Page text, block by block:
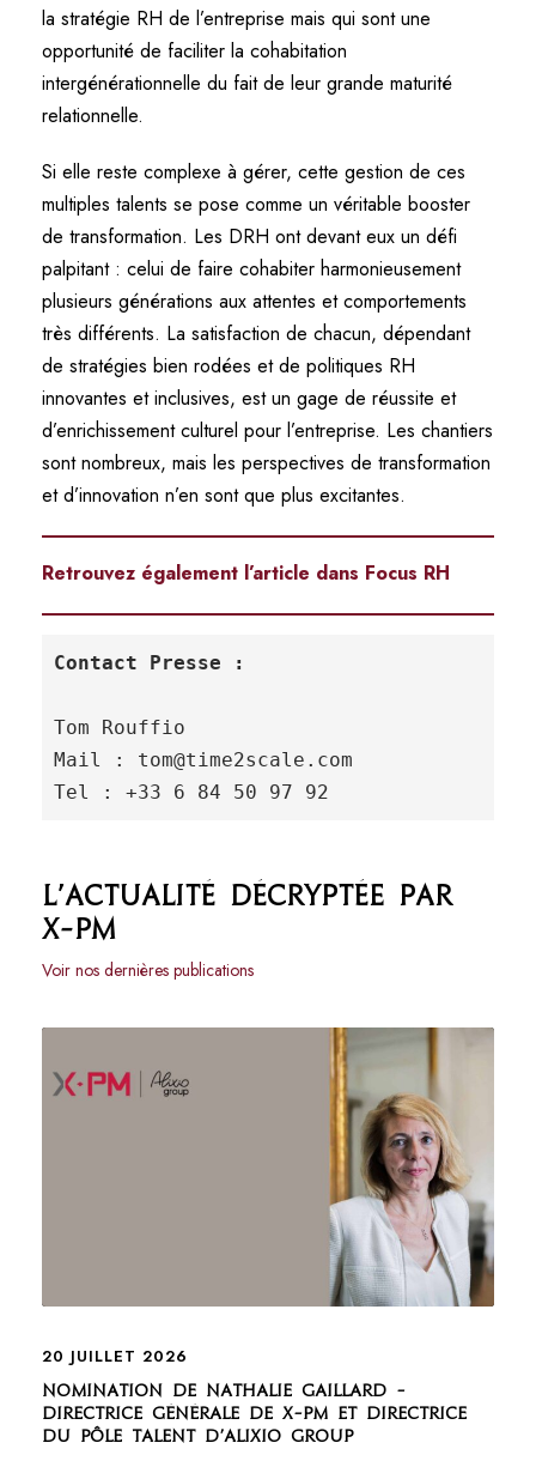
la stratégie RH de l’entreprise mais qui sont une
opportunité de faciliter la cohabitation
intergénérationnelle du fait de leur grande maturité
relationnelle.
Si elle reste complexe à gérer, cette gestion de ces
multiples talents se pose comme un véritable booster
de transformation. Les DRH ont devant eux un défi
palpitant : celui de faire cohabiter harmonieusement
plusieurs générations aux attentes et comportements
très différents. La satisfaction de chacun, dépendant
de stratégies bien rodées et de politiques RH
innovantes et inclusives, est un gage de réussite et
d’enrichissement culturel pour l’entreprise. Les chantiers
sont nombreux, mais les perspectives de transformation
et d’innovation n’en sont que plus excitantes.
Retrouvez également l’article dans Focus RH
Contact Presse :
Tom Rouffio
Mail : tom@time2scale.com
Tel : +33 6 84 50 97 92
L’actualité décryptée par
X-PM
Voir nos dernières publications
20 JUILLET 2026
Nomination de Nathalie Gaillard –
Directrice générale de X-PM et Directrice
du Pôle Talent d’Alixio Group